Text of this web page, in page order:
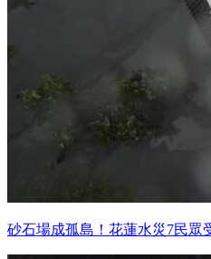
砂石場成孤島！花蓮水災7民